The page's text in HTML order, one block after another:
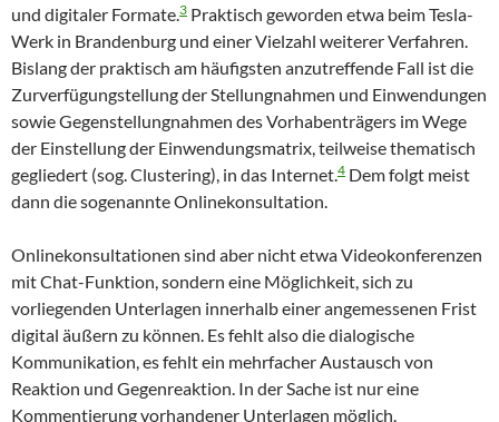
und digitaler Formate.3 Praktisch geworden etwa beim Tesla-
Werk in Brandenburg und einer Vielzahl weiterer Verfahren.
Bislang der praktisch am häufigsten anzutreffende Fall ist die
Zurverfügungstellung der Stellungnahmen und Einwendungen
sowie Gegenstellungnahmen des Vorhabenträgers im Wege
der Einstellung der Einwendungsmatrix, teilweise thematisch
gegliedert (sog. Clustering), in das Internet.4 Dem folgt meist
dann die sogenannte Onlinekonsultation.
Onlinekonsultationen sind aber nicht etwa Videokonferenzen
mit Chat-Funktion, sondern eine Möglichkeit, sich zu
vorliegenden Unterlagen innerhalb einer angemessenen Frist
digital äußern zu können. Es fehlt also die dialogische
Kommunikation, es fehlt ein mehrfacher Austausch von
Reaktion und Gegenreaktion. In der Sache ist nur eine
Kommentierung vorhandener Unterlagen möglich.